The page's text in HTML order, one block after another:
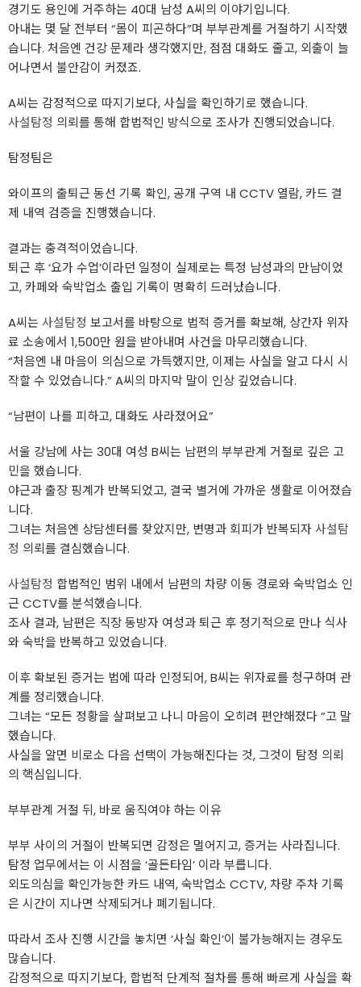
경기도 용인에 거주하는 40대 남성 A씨의 이야기입니다.
아내는 몇 달 전부터 “몸이 피곤하다”며 부부관계를 거절하기 시작했
습니다. 처음엔 건강 문제라 생각했지만, 점점 대화도 줄고, 외출이 늘
어나면서 불안감이 커졌죠.
A씨는 감정적으로 따지기보다, 사실을 확인하기로 했습니다.
사설탐정 의뢰를 통해 합법적인 방식으로 조사가 진행되었습니다.
탐정팀은
와이프의 출퇴근 동선 기록 확인, 공개 구역 내 CCTV 열람, 카드 결
제 내역 검증을 진행했습니다.
결과는 충격적이었습니다.
퇴근 후 ‘요가 수업’이라던 일정이 실제로는 특정 남성과의 만남이었
고, 카페와 숙박업소 출입 기록이 명확히 드러났습니다.
A씨는 사설탐정 보고서를 바탕으로 법적 증거를 확보해, 상간자 위자
료 소송에서 1,500만 원을 받아내며 사건을 마무리했습니다.
“처음엔 내 마음이 의심으로 가득했지만, 이제는 사실을 알고 다시 시
작할 수 있었습니다.” A씨의 마지막 말이 인상 깊었습니다.
“남편이 나를 피하고, 대화도 사라졌어요”
서울 강남에 사는 30대 여성 B씨는 남편의 부부관계 거절로 깊은 고
민을 했습니다.
야근과 출장 핑계가 반복되었고, 결국 별거에 가까운 생활로 이어졌습
니다.
그녀는 처음엔 상담센터를 찾았지만, 변명과 회피가 반복되자사설탐
정 의뢰를 결심했습니다.
사설탐정 합법적인 범위 내에서 남편의 차량 이동 경로와 숙박업소 인
근 CCTV를 분석했습니다.
조사 결과, 남편은 직장 동방자 여성과 퇴근 후 정기적으로 만나 식사
와 숙박을 반복하고 있었습니다.
이후 확보된 증거는 법에 따라 인정되어, B씨는 위자료를 청구하며 관
계를 정리했습니다.
그녀는 “모든 정황을 살펴보고 나니 마음이 오히려 편안해졌다 ”고 말
했습니다.
사실을 알면 비로소 다음 선택이 가능해진다는 것, 그것이 탐정 의뢰
의 핵심입니다.
부부관계 거절 뒤, 바로 움직여야 하는 이유
부부 사이의 거절이 반복되면 감정은 멀어지고, 증거는 사라집니다.
탐정 업무에서는 이 시점을 ‘골든타임’ 이라 부릅니다.
외도의심을 확인가능한 카드 내역, 숙박업소 CCTV, 차량 주차 기록
은 시간이 지나면 삭제되거나 폐기됩니다.
따라서 조사 진행 시간을 놓치면 ‘사실 확인’이 불가능해지는 경우도
많습니다.
감정적으로 따지기보다, 합법적 단계적 절차를 통해 빠르게 사실을 확